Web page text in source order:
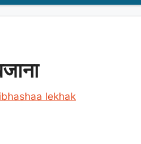
lekhak